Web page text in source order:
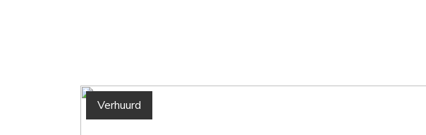
Verhuurd